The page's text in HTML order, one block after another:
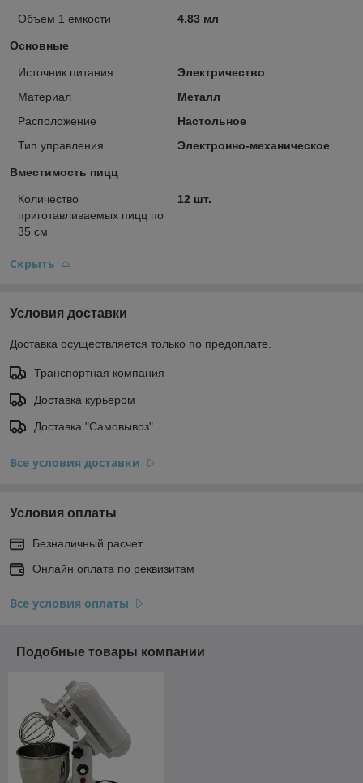
Объем 1 емкости 4.83 мл
Основные
Источник питания
Электричество
Материал
Металл
Расположение
Настольное
Тип управления
Электронно-механическое
Вместимость пицц
Количество
приготавливаемых пицц по
35 см
12 шт.
Скрыть
Условия доставки
Доставка осуществляется только по предоплате.
Транспортная компания
Доставка курьером
Доставка "Самовывоз"
Все условия доставки
Условия оплаты
Безналичный расчет
Онлайн оплата по реквизитам
Все условия оплаты
Подобные товары компании